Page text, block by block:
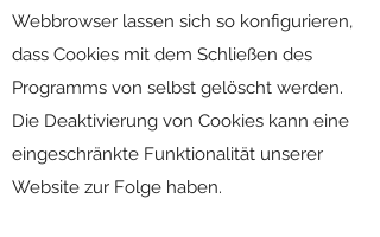
Webbrowser lassen sich so konfigurieren,
dass Cookies mit dem Schließen des
Programms von selbst gelöscht werden.
Die Deaktivierung von Cookies kann eine
eingeschränkte Funktionalität unserer
Website zur Folge haben.